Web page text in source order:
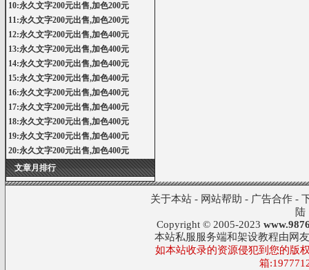
10:永久文字200元出售,加色200元
11:永久文字200元出售,加色200元
12:永久文字200元出售,加色400元
13:永久文字200元出售,加色400元
14:永久文字200元出售,加色400元
15:永久文字200元出售,加色400元
16:永久文字200元出售,加色400元
17:永久文字200元出售,加色400元
18:永久文字200元出售,加色400元
19:永久文字200元出售,加色400元
20:永久文字200元出售,加色400元
文章月排行
关于本站- 网站帮助 - 广告合作-
陆
Copyright © 2005-2023
本站私服服务端和架设教程由网
如本站收录的资源侵犯到您的版
箱